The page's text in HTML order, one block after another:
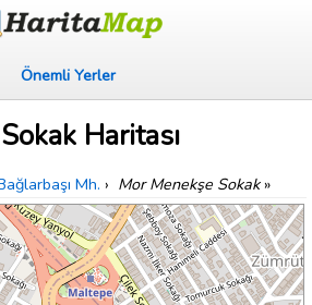
Önemli Yerler
Haritası
Mh. › Mor Menekşe Sokak»